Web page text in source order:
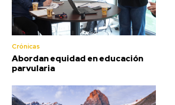
Crónicas
Abordan equidad en educación
parvularia